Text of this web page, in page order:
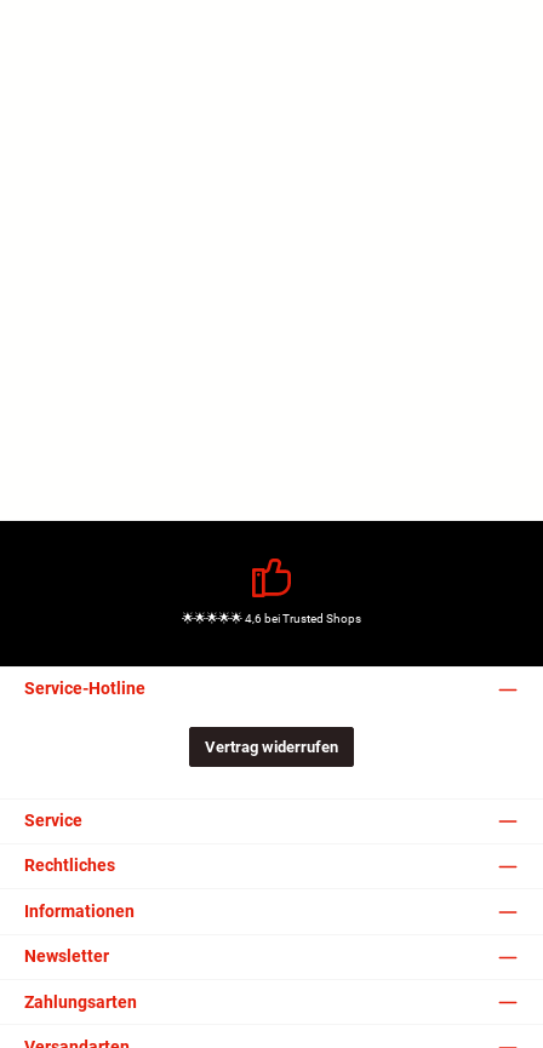
🌟🌟🌟🌟🌟 4,6 bei Trusted Shops
Service-Hotline
Vertrag widerrufen
Service
Rechtliches
Informationen
Newsletter
Zahlungsarten